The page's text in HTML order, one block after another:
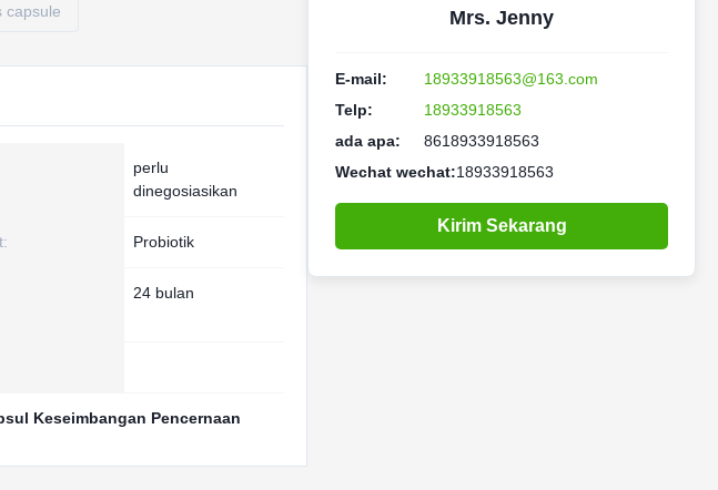
capsule
perlu
dinegosiasikan
Probiotik
24 bulan
Keseimbangan Pencernaan
Mrs. Jenny
E-mail:
18933918563@163.com
Telp:
18933918563
ada apa:
8618933918563
Wechat wechat:18933918563
Kirim Sekarang